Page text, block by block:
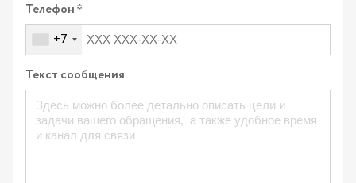
Телефон
+7
Текст сообщения